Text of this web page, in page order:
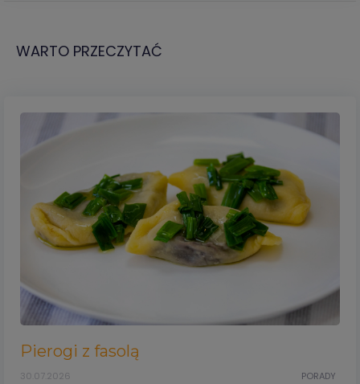
WARTO PRZECZYTAĆ
Pierogi z fasolą
PORADY
30.07.2026